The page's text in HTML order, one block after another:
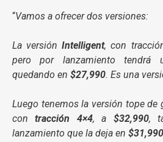
“Vamos a ofrecer dos versiones:
La versiónIntelligent, con
pero por lanzamiento
quedando en $27,990. Es una
Luego tenemos la versión tope de
contracción 4×4, a $32,990,
lanzamiento que la deja en $31,990